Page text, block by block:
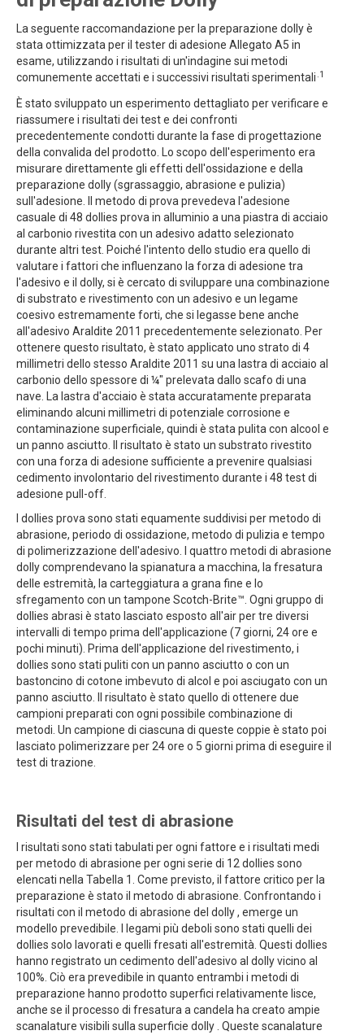
La seguente raccomandazione per la preparazione dolly è
stata ottimizzata per il tester di adesione Allegato A5 in
esame, utilizzando i risultati di un'indagine sui metodi
comunemente accettati e i successivi risultati sperimentali .1
È stato sviluppato un esperimento dettagliato per verificare e
riassumere i risultati dei test e dei confronti
precedentemente condotti durante la fase di progettazione
della convalida del prodotto. Lo scopo dell'esperimento era
misurare direttamente gli effetti dell'ossidazione e della
preparazione dolly (sgrassaggio, abrasione e pulizia)
sull'adesione. Il metodo di prova prevedeva l'adesione
casuale di 48 dollies prova in alluminio a una piastra di acciaio
al carbonio rivestita con un adesivo adatto selezionato
durante altri test. Poiché l'intento dello studio era quello di
valutare i fattori che influenzano la forza di adesione tra
l'adesivo e il dolly, si è cercato di sviluppare una combinazione
di substrato e rivestimento con un adesivo e un legame
coesivo estremamente forti, che si legasse bene anche
all'adesivo Araldite 2011 precedentemente selezionato. Per
ottenere questo risultato, è stato applicato uno strato di 4
millimetri dello stesso Araldite 2011 su una lastra di acciaio al
carbonio dello spessore di ¼" prelevata dallo scafo di una
nave. La lastra d'acciaio è stata accuratamente preparata
eliminando alcuni millimetri di potenziale corrosione e
contaminazione superficiale, quindi è stata pulita con alcool e
un panno asciutto. Il risultato è stato un substrato rivestito
con una forza di adesione sufficiente a prevenire qualsiasi
cedimento involontario del rivestimento durante i 48 test di
adesione pull-off.
I dollies prova sono stati equamente suddivisi per metodo di
abrasione, periodo di ossidazione, metodo di pulizia e tempo
di polimerizzazione dell'adesivo. I quattro metodi di abrasione
dolly comprendevano la spianatura a macchina, la fresatura
delle estremità, la carteggiatura a grana fine e lo
sfregamento con un tampone Scotch-Brite™. Ogni gruppo di
dollies abrasi è stato lasciato esposto all'air per tre diversi
intervalli di tempo prima dell'applicazione (7 giorni, 24 ore e
pochi minuti). Prima dell'applicazione del rivestimento, i
dollies sono stati puliti con un panno asciutto o con un
bastoncino di cotone imbevuto di alcol e poi asciugato con un
panno asciutto. Il risultato è stato quello di ottenere due
campioni preparati con ogni possibile combinazione di
metodi. Un campione di ciascuna di queste coppie è stato poi
lasciato polimerizzare per 24 ore o 5 giorni prima di eseguire il
test di trazione.
Risultati del test di abrasione
I risultati sono stati tabulati per ogni fattore e i risultati medi
per metodo di abrasione per ogni serie di 12 dollies sono
elencati nella Tabella 1. Come previsto, il fattore critico per la
preparazione è stato il metodo di abrasione. Confrontando i
risultati con il metodo di abrasione del dolly , emerge un
modello prevedibile. I legami più deboli sono stati quelli dei
dollies solo lavorati e quelli fresati all'estremità. Questi dollies
hanno registrato un cedimento dell'adesivo al dolly vicino al
100%. Ciò era prevedibile in quanto entrambi i metodi di
preparazione hanno prodotto superfici relativamente lisce,
anche se il processo di fresatura a candela ha creato ampie
scanalature visibili sulla superficie dolly . Queste scanalature